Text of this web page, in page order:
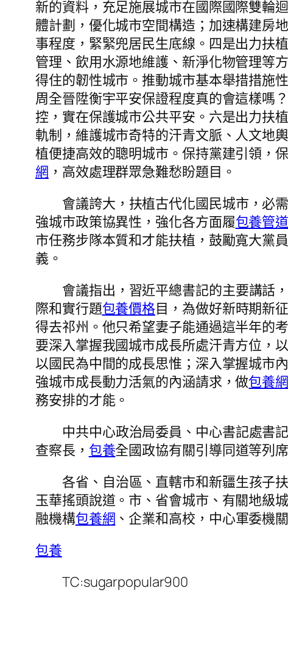
新的資料，充足施展城市在國際國際雙輪
體計劃，優化城市空間構造；加速構建房
事程度，緊緊兜居民生底線。四是出力扶
管理、飲用水源地維護、新淨化物管理等
得住的韌性城市。推動城市基本舉措措施
周全晉陞衡宇平安保證程度真的會這樣嗎
控，實在保護城市公共平安。六是出力扶
軌制，維護城市奇特的汗青文脈、人文地
植便捷高效的聰明城市。保持黨建引領，
網 ，高效處理群眾急難愁盼題目。
會議誇大，扶植古代化國民城市，必
強城市政策協異性，強化各方面履包養管
市任務步隊本質和才能扶植，鼓勵寬大黨
義。
會議指出，習近平總書記的主要講話
際和實行題包養價格目，為做好新時期新
得去祁州。他只希望妻子能通過這半年的
要深入掌握我國城市成長所處汗青方位，
以國民為中間的成長思惟；深入掌握城市
強城市成長動力活氣的內涵請求，做包養
務安排的才能。
中共中心政治局委員、中心書記處書
查察長， 包養全國政協有關引導同道等列
各省、自治區、直轄市和新疆生孩子
玉華搖頭說道。市、省會城市、有關地級
融機構包養網 、企業和高校，中心軍委機
包養
TC:sugarpopular900